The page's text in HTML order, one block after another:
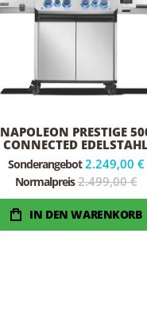
NAPOLEON PRESTIGE
CONNECTED
Sonderangebot 2.249,00 €
Normalpreis 2.499,00 €
IN DEN WARENKORB